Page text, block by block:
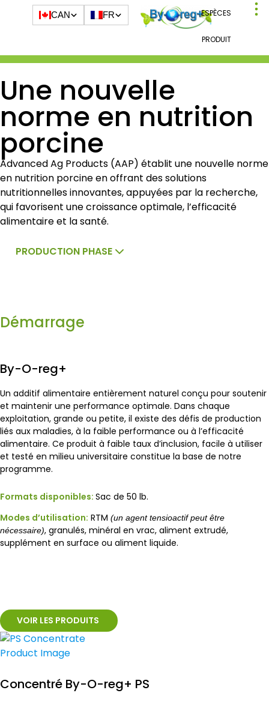
CAN FR ESPÈCES
PRODUIT
Une nouvelle
norme en nutrition
porcine
Advanced Ag Products (AAP) établit une nouvelle norme
en nutrition porcine en offrant des solutions
nutritionnelles innovantes, appuyées par la recherche,
qui favorisent une croissance optimale, l’efficacité
alimentaire et la santé.
PRODUCTION PHASE
Démarrage
By-O-reg+
Un additif alimentaire entièrement naturel conçu pour soutenir
et maintenir une performance optimale. Dans chaque
exploitation, grande ou petite, il existe des défis de production
liés aux maladies, à la faible performance ou à l’efficacité
alimentaire. Ce produit à faible taux d’inclusion, facile à utiliser
et testé en milieu universitaire constitue la base de notre
programme.
Formats disponibles: Sac de 50 lb.
Modes d’utilisation: RTM (un agent tensioactif peut être
nécessaire), granulés, minéral en vrac, aliment extrudé,
supplément en surface ou aliment liquide.
VOIR LES PRODUITS
Concentré By-O-reg+ PS